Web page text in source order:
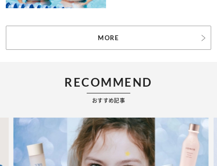
MORE
RECOMMEND
おすすめ記事